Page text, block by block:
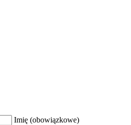
Imię (obowiązkowe)